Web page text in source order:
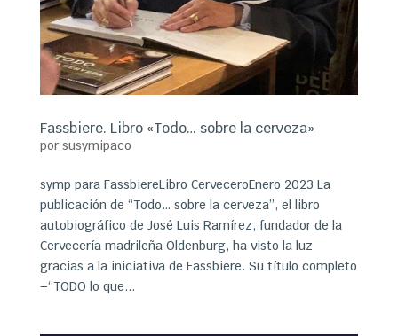
Fassbiere. Libro «Todo… sobre la cerveza»
por susymipaco
symp para FassbiereLibro CerveceroEnero 2023 La
publicación de “Todo… sobre la cerveza”, el libro
autobiográfico de José Luis Ramírez, fundador de la
Cervecería madrileña Oldenburg, ha visto la luz
gracias a la iniciativa de Fassbiere. Su título completo
–“TODO lo que...